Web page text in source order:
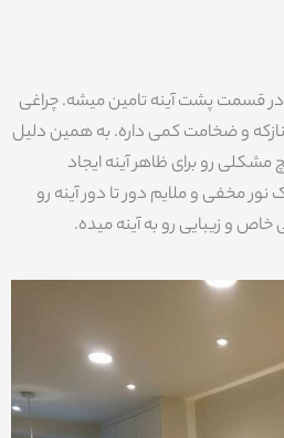
این نور آینه با تعبیه چراغ LED در قسمت پشت آینه تامین میشه. چراغی
نازکه و ضخامت کمی داره. به همین دلیل
مشکلی رو برای ظاهر آینه ایجاد
مخفی و ملایم دور تا دور آینه رو
و زیبایی رو به آینه میده.